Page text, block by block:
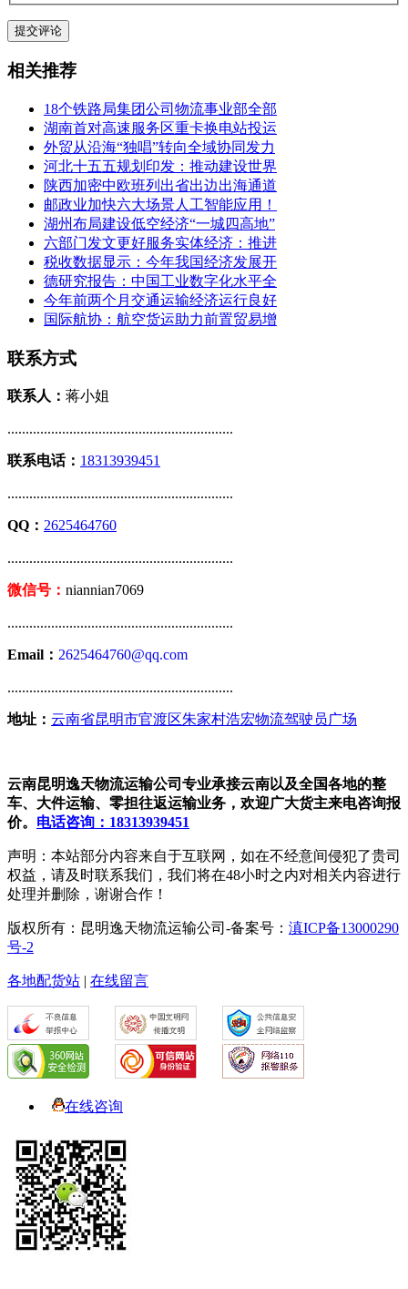
相关推荐
18个铁路局集团公司物流事业部全部
湖南首对高速服务区重卡换电站投运
外贸从沿海“独唱”转向全域协同发力
河北十五五规划印发：推动建设世界
陕西加密中欧班列出省出边出海通道
邮政业加快六大场景人工智能应用！
湖州布局建设低空经济“一城四高地”
六部门发文更好服务实体经济：推进
税收数据显示：今年我国经济发展开
德研究报告：中国工业数字化水平全
今年前两个月交通运输经济运行良好
国际航协：航空货运助力前置贸易增
联系方式
联系人： 蒋小姐
..............................................................
联系电话： 18313939451
..............................................................
QQ： 2625464760
..............................................................
微信号： niannian7069
..............................................................
Email： 2625464760@qq.com
..............................................................
地址： 云南省昆明市官渡区朱家村浩宏物流驾驶员广场
云南昆明逸天物流运输公司专业承接云南以及全国各地的整
车、大件运输、零担往返运输业务，欢迎广大货主来电咨询报
价。 电话咨询：18313939451
声明：本站部分内容来自于互联网，如在不经意间侵犯了贵司
权益，请及时联系我们，我们将在48小时之内对相关内容进行
处理并删除，谢谢合作！
版权所有：昆明逸天物流运输公司-备案号： 滇ICP备13000290
号-2
各地配货站 | 在线留言
在线咨询